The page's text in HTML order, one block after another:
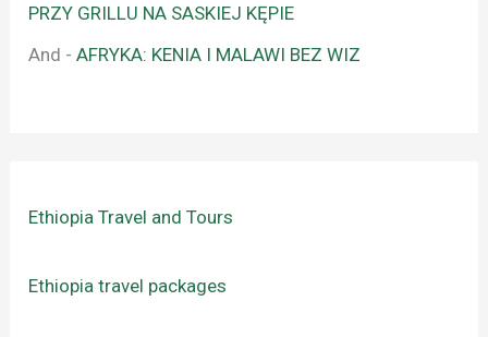
PRZY GRILLU NA SASKIEJ KĘPIE
And -AFRYKA: KENIA I MALAWI BEZ WIZ
Ethiopia Travel and Tours
Ethiopia travel packages